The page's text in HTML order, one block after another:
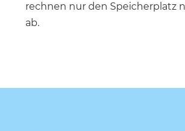
rechnen nur den Speicherplatz
ab.